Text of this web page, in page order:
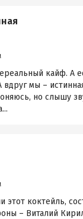
кайф. А
мы –
но слышу
этот коктейль,
– Виталий